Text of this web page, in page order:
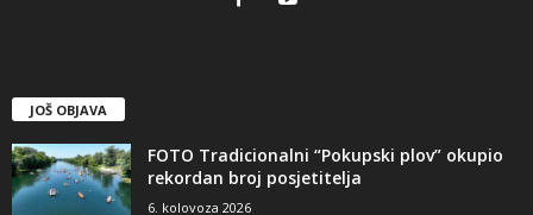
JOŠ OBJAVA
FOTO Tradicionalni “Pokupski plov” okupio
rekordan broj posjetitelja
6. kolovoza 2026